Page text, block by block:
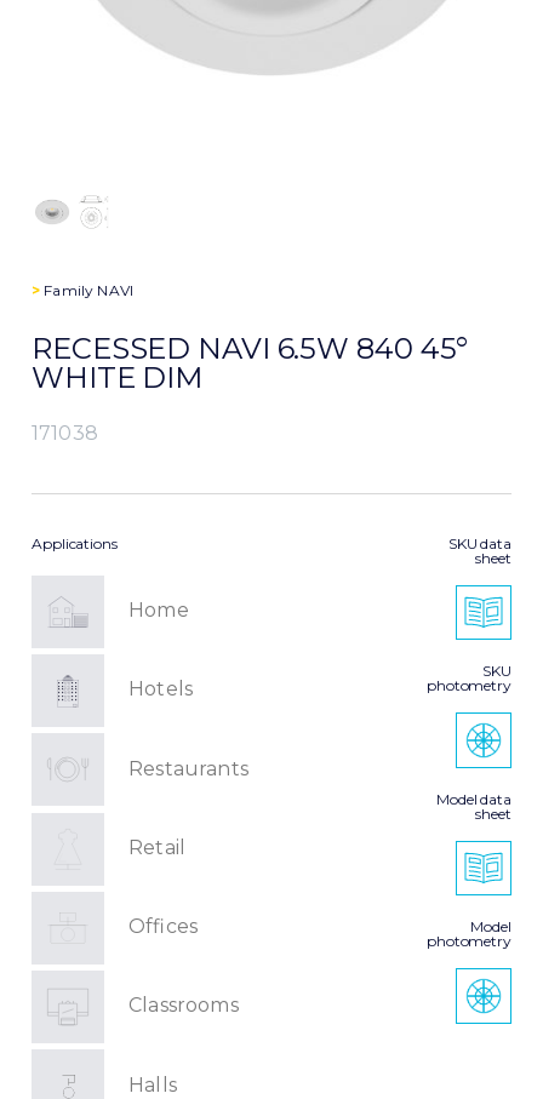
> Family NAVI
RECESSED NAVI 6.5W 840 45°
WHITE DIM
171038
Applications
Home
Hotels
Restaurants
Retail
Offices
Classrooms
Halls
SKU data
sheet
SKU
photometry
Model data
sheet
Model
photometry